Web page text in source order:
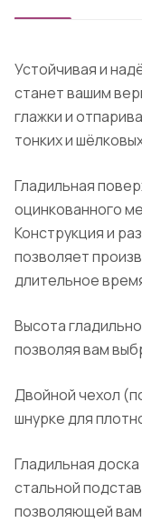
Устойчивая и
станет вашим
глажки и
тонких и
Гладильная
оцинкованного
Конструкция и
позволяет
длительное
Высота
позволяя вам
Двойной чехол
шнурке для
Гладильная
стальной
позволяющей